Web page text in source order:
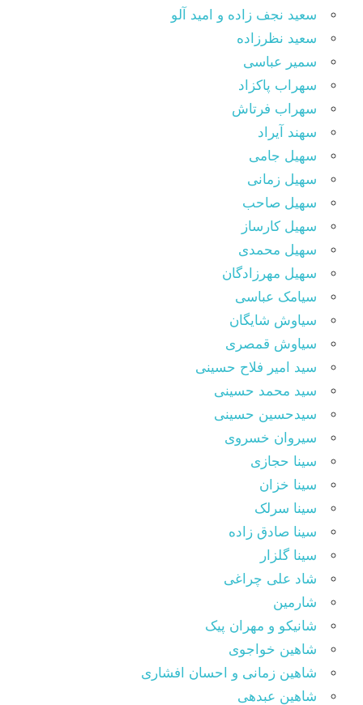
سعید نجف زاده و امید آلو
سعید نظرزاده
سمیر عباسی
سهراب پاکزاد
سهراب فرتاش
سهند آیراد
سهیل جامی
سهیل زمانی
سهیل صاحب
سهیل کارساز
سهیل محمدی
سهیل مهرزادگان
سیامک عباسی
سیاوش شایگان
سیاوش قمصری
سید امیر فلاح حسینی
سید محمد حسینی
سیدحسین حسینی
سیروان خسروی
سینا حجازی
سینا خزان
سینا سرلک
سینا صادق زاده
سینا گلزار
شاد علی چراغی
شارمین
شانیکو و مهران پیک
شاهین خواجوی
شاهین زمانی و احسان افشاری
شاهین عبدهی